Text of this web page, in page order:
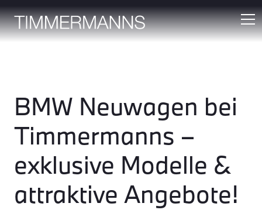
BMW Neuwagen bei
Timmermanns –
exklusive Modelle &
attraktive Angebote!